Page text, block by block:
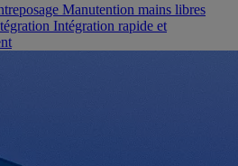
Manutention mains libres
Intégration rapide et